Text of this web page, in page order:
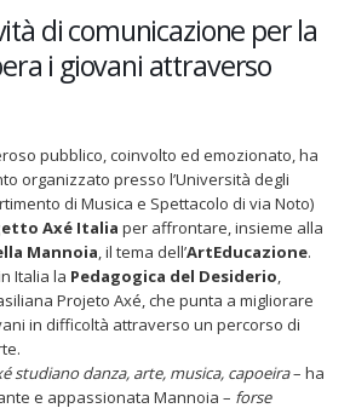
Axé
e
Fiorella
l’ArtEducazione
ritmo
capoeira
di comunicazione per la
i giovani attraverso
pubblico, coinvolto ed emozionato, ha
organizzato presso l’Università degli
di Musica e Spettacolo di via Noto)
Axé Italia per affrontare, insieme alla
Mannoia , il tema dell’ArtEducazione.
Italia la Pedagogica del Desiderio
Projeto Axé, che punta a migliorare
in difficoltà attraverso un percorso di
studiano danza, arte, musica, capoeira– ha
e appassionata Mannoia – forse
– Anziani
lancia
13 dicembre 2024 – In
carnet per le Prove Aperte
della Filarmonica della
Dicembre 14, 2024
5 ottobre 2026 – “Jannacci…
dintorni” per festeggiare i
anni di Fondazione TOG
Giugno 15, 2026
18 e 19 dicembre 2026 –